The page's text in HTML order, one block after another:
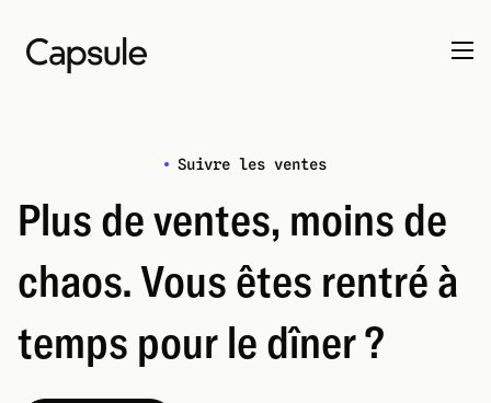
Suivre les ventes
Plus de ventes, moins de
chaos. Vous êtes rentré à
temps pour le dîner ?